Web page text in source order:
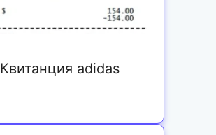
Квитанция adidas